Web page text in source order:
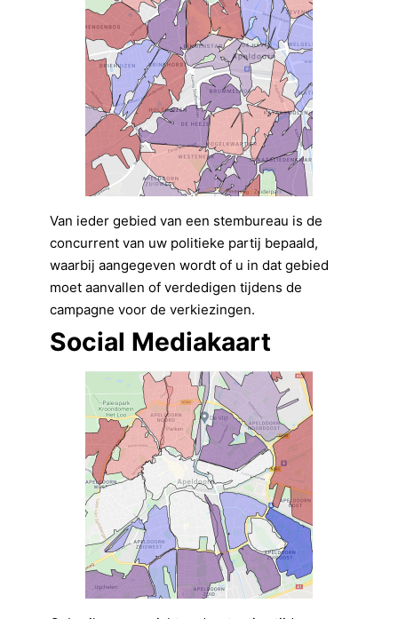
Van ieder gebied van een stembureau is de
concurrent van uw politieke partij bepaald,
waarbij aangegeven wordt of u in dat gebied
moet aanvallen of verdedigen tijdens de
campagne voor de verkiezingen.
Social Mediakaart